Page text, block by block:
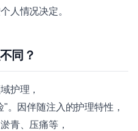
人情况决定。
同？
护理，
。因伴随注入的护理特性，
青、压痛等，